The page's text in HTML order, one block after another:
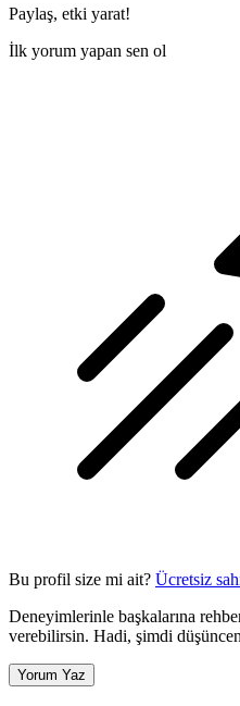
Paylaş, etki yarat!
İlk yorum yapan sen ol
Bu profil size mi ait? Ücretsiz
Deneyimlerinle başkalarına
verebilirsin. Hadi, şimdi
Yorum Yaz